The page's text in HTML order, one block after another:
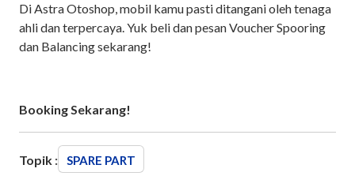
Di Astra Otoshop, mobil kamu pasti ditangani oleh tenaga
ahli dan terpercaya. Yuk beli dan pesan Voucher Spooring
dan Balancing sekarang!
Booking Sekarang!
Topik : SPARE PART